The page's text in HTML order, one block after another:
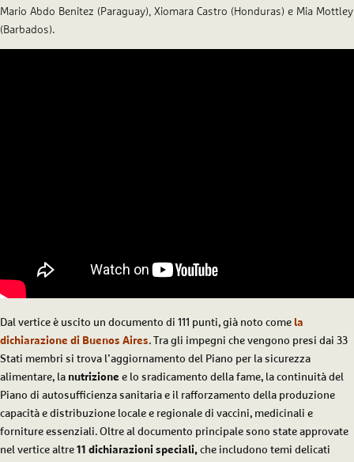
Mario Abdo Benitez (Paraguay), Xiomara Castro (Honduras) e Mia Mottley
(Barbados).
Dal vertice è uscito un documento di 111 punti, già noto come la
dichiarazione di Buenos Aires. Tra gli impegni che vengono presi dai 33
Stati membri si trova l’aggiornamento del Piano per la sicurezza
alimentare, la nutrizione e lo sradicamento della fame, la continuità del
Piano di autosufficienza sanitaria e il rafforzamento della produzione
capacità e distribuzione locale e regionale di vaccini, medicinali e
forniture essenziali. Oltre al documento principale sono state approvate
nel vertice altre 11 dichiarazioni speciali, che includono temi delicati